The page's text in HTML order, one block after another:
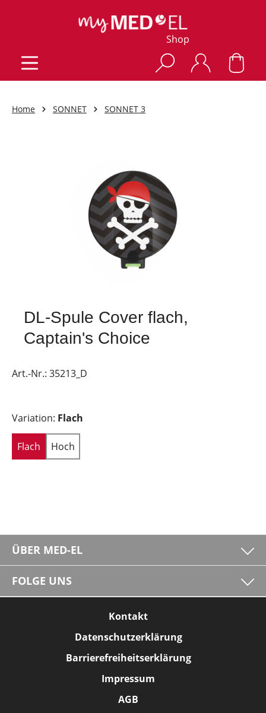
Shop
Home SONNET SONNET 3
DL-Spule Cover flach,
Captain's Choice
Art.-Nr.: 35213_D
Variation: Flach
Flach Hoch
ÜBER MED-EL
FOLGE UNS
Kontakt
Datenschutzerklärung
Barrierefreiheitserklärung
Impressum
AGB